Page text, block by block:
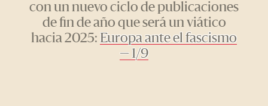
con un nuevo ciclo de publicaciones
de fin de año que será un viático
hacia 2025: Europa ante el fascismo
— 1/9